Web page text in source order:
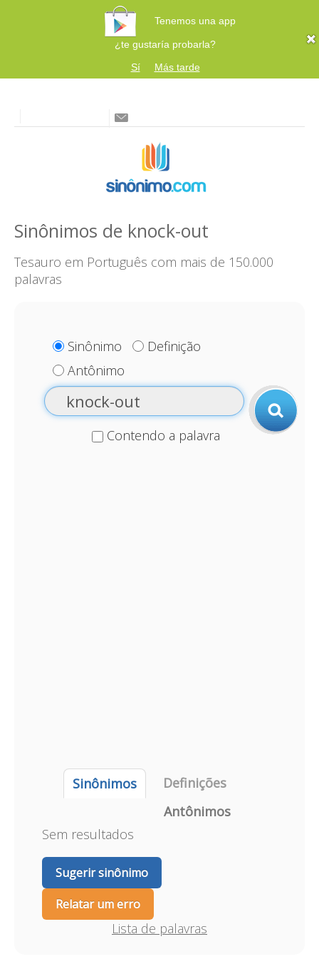
Tenemos una app
¿te gustaría probarla?
Sí
Más tarde
Sinônimos de knock-out
Tesauro em Português com mais de 150.000
palavras
Sinônimo
Definição
Antônimo
Contendo a palavra
Sinônimos
Definições
Antônimos
Sem resultados
Sugerir sinônimo
Relatar um erro
Lista de palavras